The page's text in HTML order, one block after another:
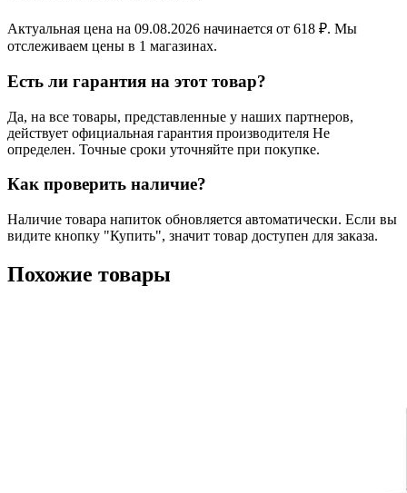
Актуальная цена на 09.08.2026 начинается от 618 ₽. Мы
отслеживаем цены в 1 магазинах.
Есть ли гарантия на этот товар?
Да, на все товары, представленные у наших партнеров,
действует официальная гарантия производителя Не
определен. Точные сроки уточняйте при покупке.
Как проверить наличие?
Наличие товара напиток обновляется автоматически. Если вы
видите кнопку "Купить", значит товар доступен для заказа.
Похожие товары